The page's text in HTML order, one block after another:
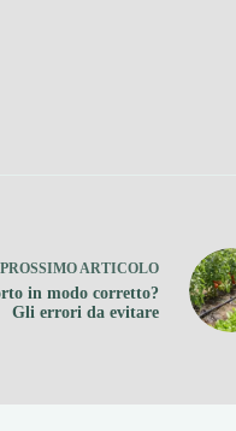
PROSSIMOARTICOLO
in modo corretto?
Gli errori da evitare